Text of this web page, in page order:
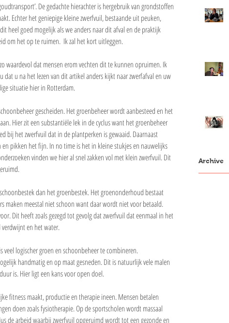
De gedachte hierachter is hergebruik van grondstoffen
Echter het geniepige kleine zwerfvuil, bestaande uit peuken,
heel goed mogelijk als we anders naar dit afval en de praktijk
om het op te ruimen.  Ik zal het kort uitleggen.
waardevol dat mensen erom vechten dit te kunnen opruimen. Ik
u na het lezen van dit artikel anders kijkt naar zwerfafval en uw
situatie hier in Rotterdam.
gescheiden. Het groenbeheer wordt aanbesteed en het
Hier zit een substantiële lek in de cyclus want het groenbeheer
bij het zwerfvuil dat in de plantperken is gewaaid. Daarnaast
pikken het fijn. In no time is het in kleine stukjes en nauwelijks
vinden we hier al snel zakken vol met klein zwerfvuil. Dit
dan het groenbestek. Het groenonderhoud bestaat
maken meestal niet schoon want daar wordt niet voor betaald.
Dit heeft zoals gezegd tot gevolg dat zwerfvuil dat eenmaal in het
verdwijnt en het water.
logischer groen en schoonbeheer te combineren.
handmatig en op maat gesneden. Dit is natuurlijk vele malen
is. Hier ligt een kans voor open doel.
fitness maakt, productie en therapie ineen. Mensen betalen
doen zoals fysiotherapie. Op de sportscholen wordt massaal
de arbeid waarbij zwerfvuil opgeruimd wordt tot een gezonde en
Archive